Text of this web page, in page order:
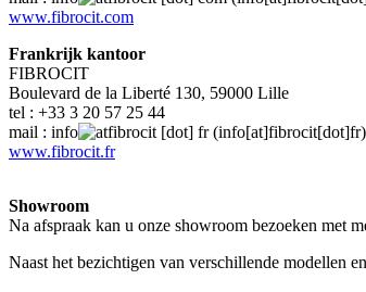
www.fibrocit.com
Frankrijk kantoor
FIBROCIT
Boulevard de la Liberté 130, 59000 Lille
tel : +33 3 20 57 25 44
mail : info fibrocit [dot] fr(info[at]fibrocit[dot]fr)
www.fibrocit.fr
Showroom
Na afspraak kan u onze showroom bezoeken met
Naast het bezichtigen van verschillende modellen